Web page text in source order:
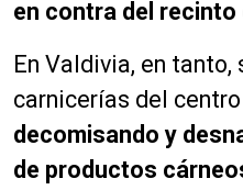
en contra del recinto
En Valdivia, en
carnicerías del
decomisando y
de productos